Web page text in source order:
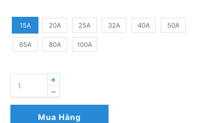
15A 20A 25A 32A 40A 50A
65A 80A 100A
CẦU
Mua Hàng